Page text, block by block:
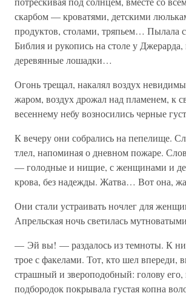
скарбом — кроватями, детскими
продуктов, столами, тряпьем… Пылала
Библия и рукопись на столе у
деревянные лошадки…
Огонь трещал, накалял воздух
жаром, воздух дрожал над пламенем, к
весеннему небу возносились черные
К вечеру они собрались на пепелище.
тлел, напоминая о дневном пожаре.
— голодные и нищие, с женщинами и
крова, без надежды. Жатва… Вот она,
Они стали устраивать ночлег для
Апрельская ночь светилась
— Эй вы! — раздалось из темноты. К
трое с факелами. Тот, кто шел впереди,
страшный и звероподобный: голову
подбородок покрывала густая копна